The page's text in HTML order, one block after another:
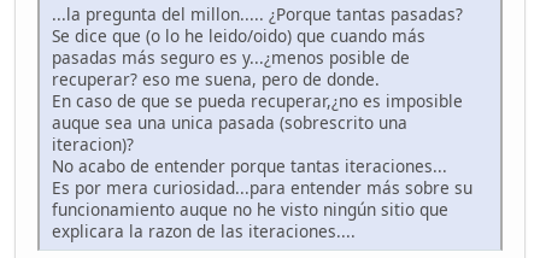
...la pregunta del millon..... ¿Porque tantas pasadas?
Se dice que (o lo he leido/oido) que cuando más
pasadas más seguro es y...¿menos posible de
recuperar? eso me suena, pero de donde.
En caso de que se pueda recuperar,¿no es imposible
auque sea una unica pasada (sobrescrito una
iteracion)?
No acabo de entender porque tantas iteraciones...
Es por mera curiosidad...para entender más sobre su
funcionamiento auque no he visto ningún sitio que
explicara la razon de las iteraciones....